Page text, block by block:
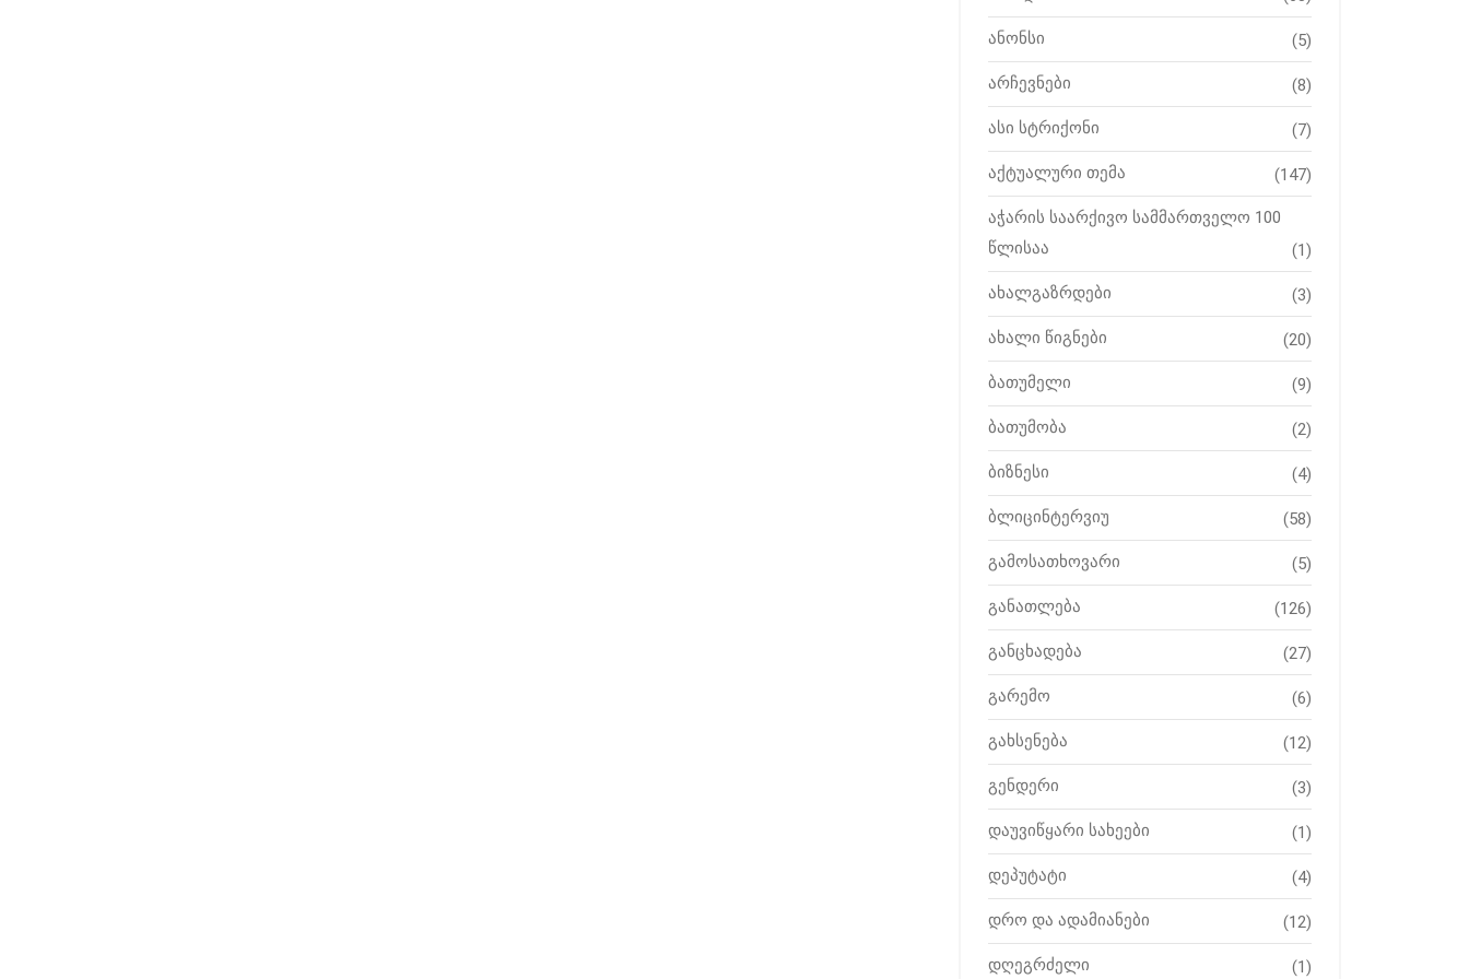
ანონსი (5)
არჩევნები (8)
ასი სტრიქონი (7)
აქტუალური თემა (147)
აჭარის საარქივო სამმართველო 100
წლისაა
(1)
ახალგაზრდები (3)
ახალი წიგნები (20)
ბათუმელი (9)
ბათუმობა (2)
ბიზნესი (4)
ბლიცინტერვიუ (58)
გამოსათხოვარი (5)
განათლება (126)
განცხადება (27)
გარემო (6)
გახსენება (12)
გენდერი (3)
დაუვიწყარი სახეები (1)
დეპუტატი (4)
დრო და ადამიანები (12)
დღეგრძელი (1)